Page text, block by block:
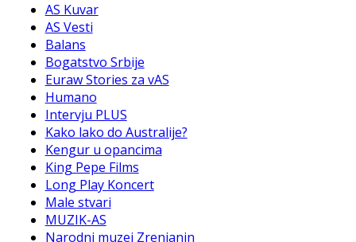
AS Kuvar
AS Vesti
Balans
Bogatstvo Srbije
Euraw Stories za vAS
Humano
Intervju PLUS
Kako lako do Australije?
Kengur u opancima
King Pepe Films
Long Play Koncert
Male stvari
MUZIK-AS
Narodni muzej Zrenjanin